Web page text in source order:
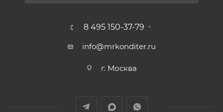
8 495 150-37-79
info@mrkonditer.ru
г. Москва